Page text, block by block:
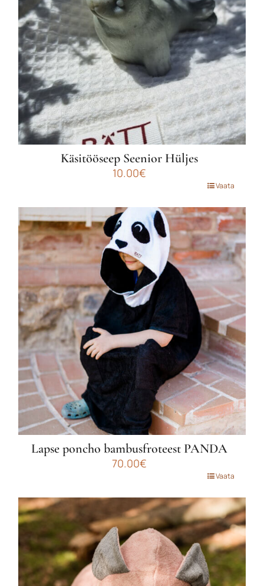
Käsitööseep Seenior Hüljes
10.00€
Vaata
Lapse poncho bambusfroteest PANDA
70.00€
on
mitu
varianti.
Valikuid
saab
teha
Vaata